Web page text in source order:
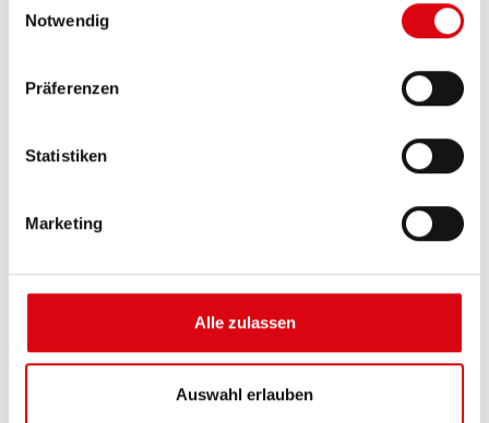
Notwendig
Präferenzen
Statistiken
Marketing
Alle zulassen
Auswahl erlauben
Running Bull EFB
Originalqualität zum Nachrüsten.
Diese Batterie kaufen: